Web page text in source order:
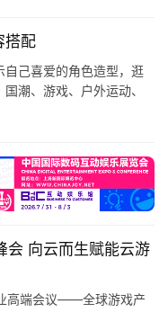
搭配
己喜爱的角色造型，逛
潮、游戏、户外运动、
会 向云而生赋能云游
高端会议——全球游戏产